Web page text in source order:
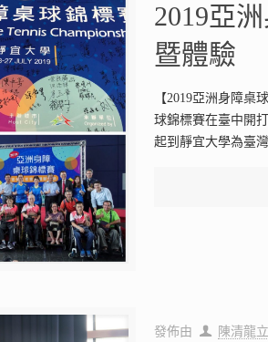
2019亞
暨體驗
【2019亞洲身障桌
球錦標賽在臺中開
起到靜宜大學為臺
發佈由 陳清龍